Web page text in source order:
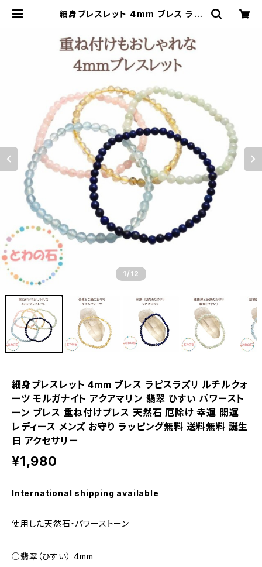
細身ブレスレット 4mm ブレス ラピ
トーン ブレス 重ね付けブレス 天然石
厄除け 幸運 開運 レディース メンズ
お守り ラッピング無料 送料無料 誕生
日 アクセサリー | towanoisi
1/12
細身ブレスレット 4mm ブレス ラピスラズリ ルチルクォ
ーツ モルガナイト アクアマリン 翡翠 ひすい パワースト
ーン ブレス 重ね付けブレス 天然石 厄除け 幸運 開運
レディース メンズ お守り ラッピング無料 送料無料 誕生
日 アクセサリー
¥1,980
International shipping available
使用した天然石・パワーストーン
○翡翠（ひすい） 4mm